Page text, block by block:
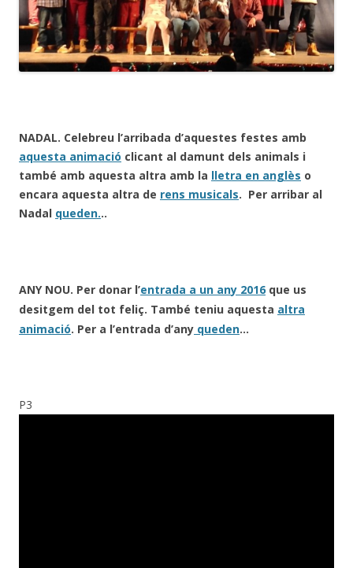
NADAL. Celebreu l’arribada d’aquestes festes amb
aquesta animació clicant al damunt dels animals i
també amb aquesta altra amb la lletra en anglès o
encara aquesta altra de rens musicals. Per arribar al
Nadal queden...
ANY NOU. Per donar l’entrada a un any 2016 que us
desitgem del tot feliç. També teniu aquesta altra
animació. Per a l’entrada d’any queden…
P3